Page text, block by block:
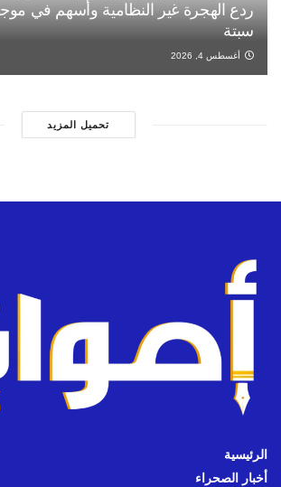
ردع الهجرة غير النظامية وأسهم في
سبتة
أغسطس 4, 2026
تحميل المزيد
الرئيسية
أخبار الصحراء